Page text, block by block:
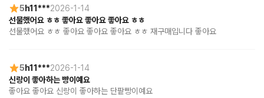
5 h11***2026-1-14
선물했어요 ㅎㅎ 좋아요 좋아요 좋아요 ㅎㅎ
선물했어요 ㅎㅎ 좋아요 좋아요 좋아요 ㅎㅎ 재구매입니다 좋아요
5 h11***2026-1-14
신랑이 좋아하는 빵이예요
좋아요 좋아요 신랑이 좋아하는 단팥빵이예요